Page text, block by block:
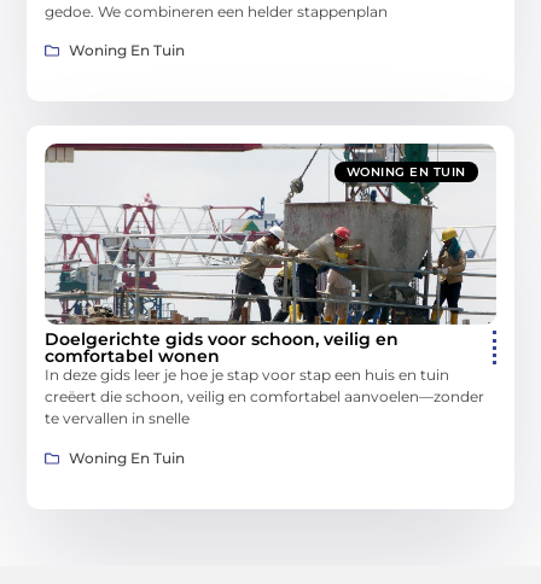
gedoe. We combineren een helder stappenplan
Woning En Tuin
WONING EN TUIN
Doelgerichte gids voor schoon, veilig en
comfortabel wonen
In deze gids leer je hoe je stap voor stap een huis en tuin
creëert die schoon, veilig en comfortabel aanvoelen—zonder
te vervallen in snelle
Woning En Tuin